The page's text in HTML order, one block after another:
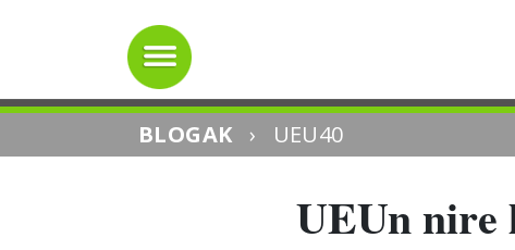
BLOGAK › UEU40
UEUn nire